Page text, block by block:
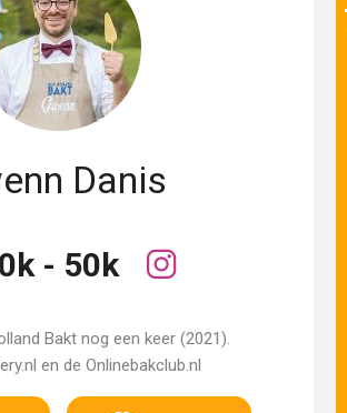
Danis
- 50k
Bakt nog een keer (2021).
en de Onlinebakclub.nl